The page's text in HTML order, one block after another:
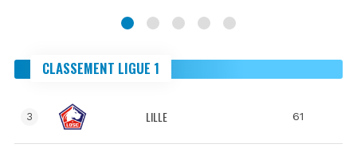
CLASSEMENT LIGUE 1
3 LILLE 61